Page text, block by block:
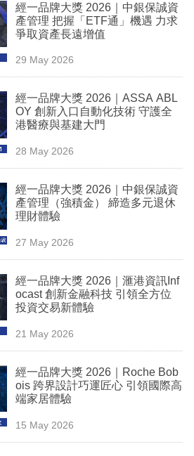
經一品牌大獎 2026｜中銀保誠資
產管理 把握「ETF通」機遇 力求
爭取資產長遠增值
29 May 2026
經一品牌大獎 2026｜ASSA ABL
OY 創新入口自動化技術 守護全
港醫療與基建大門
28 May 2026
經一品牌大獎 2026｜中銀保誠資
產管理（強積金） 締造多元退休
理財體驗
27 May 2026
經一品牌大獎 2026｜滙港資訊Inf
ocast 創新金融科技 引領全方位
投資交易新體驗
21 May 2026
經一品牌大獎 2026｜Roche Bob
ois 跨界設計巧運匠心 引領國際高
端家居體驗
15 May 2026